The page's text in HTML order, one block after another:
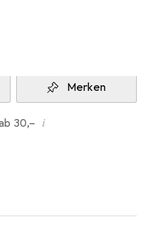
Merken
30,– i